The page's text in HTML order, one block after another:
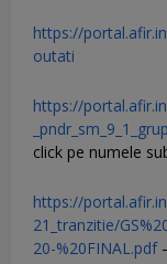
https://
outati
https://
click pe numele
https://
21_tranzitie/
20-%20FINAL.pdf